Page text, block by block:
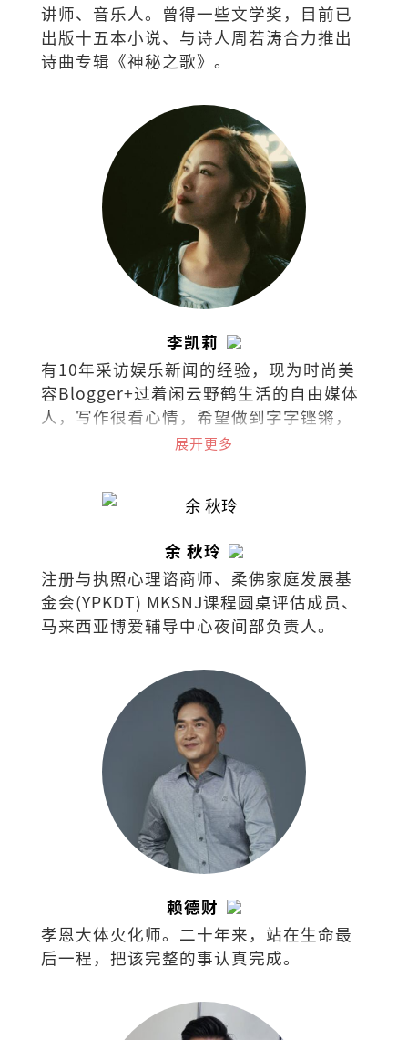
讲师、音乐人。曾得一些文学奖，目前已
出版十五本小说、与诗人周若涛合力推出
诗曲专辑《神秘之歌》。
李凯莉
有10年采访娱乐新闻的经验，现为时尚美
容Blogger+过着闲云野鹤生活的自由媒体
人，写作很看心情，希望做到字字铿锵，
展开更多
余 秋玲
注册与执照心理谘商师、柔佛家庭发展基
金会(YPKDT) MKSNJ课程圆桌评估成员、
马来西亚博爱辅导中心夜间部负责人。
赖德财
孝恩大体火化师。二十年来，站在生命最
后一程，把该完整的事认真完成。